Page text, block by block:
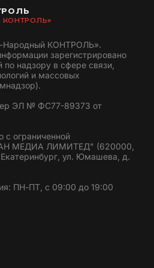
Народный КОНТРОЛЬ».
зарегистрировано
надзору в сфере связи,
и массовых
ЭЛ № ФС77-89373 от
с ограниченной
МЕДИА ЛИМИТЕД" (620000,
ул. Юмашева, д.
ПН-ПТ, с 09:00 до 19:00